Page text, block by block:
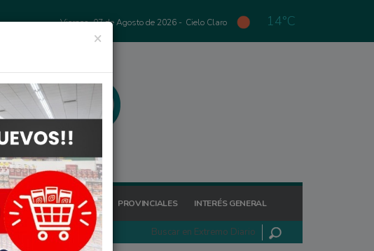
Viernes, 07 de Agosto de 2026 - Cielo Claro 14°C
REGIONALES PROVINCIALES INTERÉS GENERAL
×